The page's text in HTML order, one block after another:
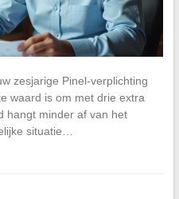
zesjarige Pinel-verplichting
waard is om met drie extra
hangt minder af van het
situatie…